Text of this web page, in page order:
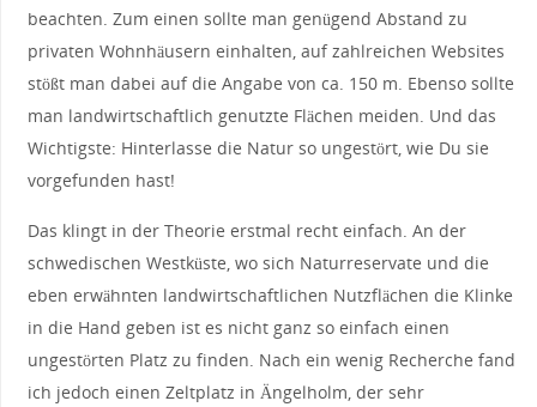
beachten. Zum einen sollte man genügend Abstand zu
privaten Wohnhäusern einhalten, auf zahlreichen Websites
stößt man dabei auf die Angabe von ca. 150 m. Ebenso sollte
man landwirtschaftlich genutzte Flächen meiden. Und das
Wichtigste: Hinterlasse die Natur so ungestört, wie Du sie
vorgefunden hast!
Das klingt in der Theorie erstmal recht einfach. An der
schwedischen Westküste, wo sich Naturreservate und die
eben erwähnten landwirtschaftlichen Nutzflächen die Klinke
in die Hand geben ist es nicht ganz so einfach einen
ungestörten Platz zu finden. Nach ein wenig Recherche fand
ich jedoch einen Zeltplatz in Ängelholm, der sehr